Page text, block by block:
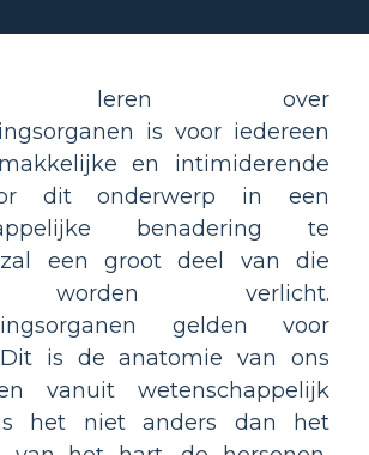
leren over
is voor iedereen
en intimiderende
dit onderwerp in een
benadering te
zal een groot deel van die
worden verlicht.
gelden voor
Dit is de anatomie van ons
vanuit wetenschappelijk
het niet anders dan het